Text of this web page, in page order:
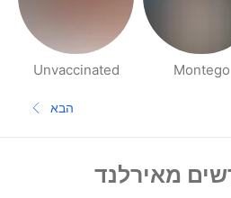
Montego
Unvaccinated
העמוד
הבא
מאירלנד